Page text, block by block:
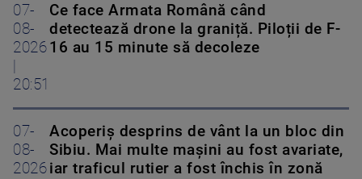
07-
08-
2026
20:51
Ce face Armata Română când
detectează drone la graniță. Piloții de F-
16 au 15 minute să decoleze
07-
08-
2026
Acoperiş desprins de vânt la un bloc din
Sibiu. Mai multe maşini au fost avariate,
iar traficul rutier a fost închis în zonă